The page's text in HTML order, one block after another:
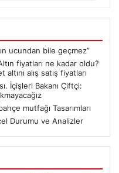
ucundan bile geçmez”
fiyatları ne kadar oldu?
alış satış fiyatları
İçişleri Bakanı Çiftçi:
mutfağı Tasarımları
Durumu ve Analizler